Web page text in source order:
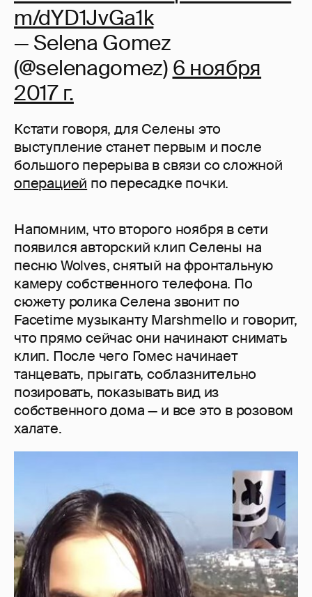
m/dYD1JvGa1k
— Selena Gomez
(@selenagomez) 6 ноября
2017 г.
Кстати говоря, для Селены это
выступление станет первым и после
большого перерыва в связи со сложной
операцией по пересадке почки.
Напомним, что второго ноября в сети
появился авторский клип Селены на
песню Wolves, снятый на фронтальную
камеру собственного телефона. По
сюжету ролика Селена звонит по
Facetime музыканту Marshmello и говорит,
что прямо сейчас они начинают снимать
клип. После чего Гомес начинает
танцевать, прыгать, соблазнительно
позировать, показывать вид из
собственного дома — и все это в розовом
халате.